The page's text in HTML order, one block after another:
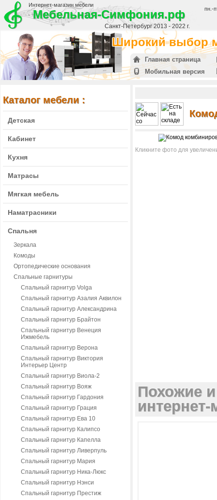
Интернет-магазин мебели
Мебельная-Симфония.рф
Санкт-Петербург 2013 - 2022 г.
пн.-
Широкий выбор
Главная страница
Мобильная версия
Каталог мебели :
Детская
Кабинет
Кухня
Матрасы
Мягкая мебель
Наматрасники
Спальня
Зеркала
Комоды
Ортопедические основания
Спальные гарнитуры
Спальный гарнитур Volga
Спальный гарнитур Азалия Аквилон
Спальный гарнитур Александрина
Спальный гарнитур Брайтон
Спальный гарнитур Венеция
Ижмебель
Спальный гарнитур Верона
Спальный гарнитур Виктория
Интерьер Центр
Спальный гарнитур Виола-2
Спальный гарнитур Вояж
Спальный гарнитур Гардония
Спальный гарнитур Грация
Спальный гарнитур Ева 10
Спальный гарнитур Калипсо
Спальный гарнитур Капелла
Спальный гарнитур Ливерпуль
Спальный гарнитур Мария
Спальный гарнитур Ника-Люкс
Спальный гарнитур Нэнси
Спальный гарнитур Престиж
Кликните фото для
Похожие
интернет-